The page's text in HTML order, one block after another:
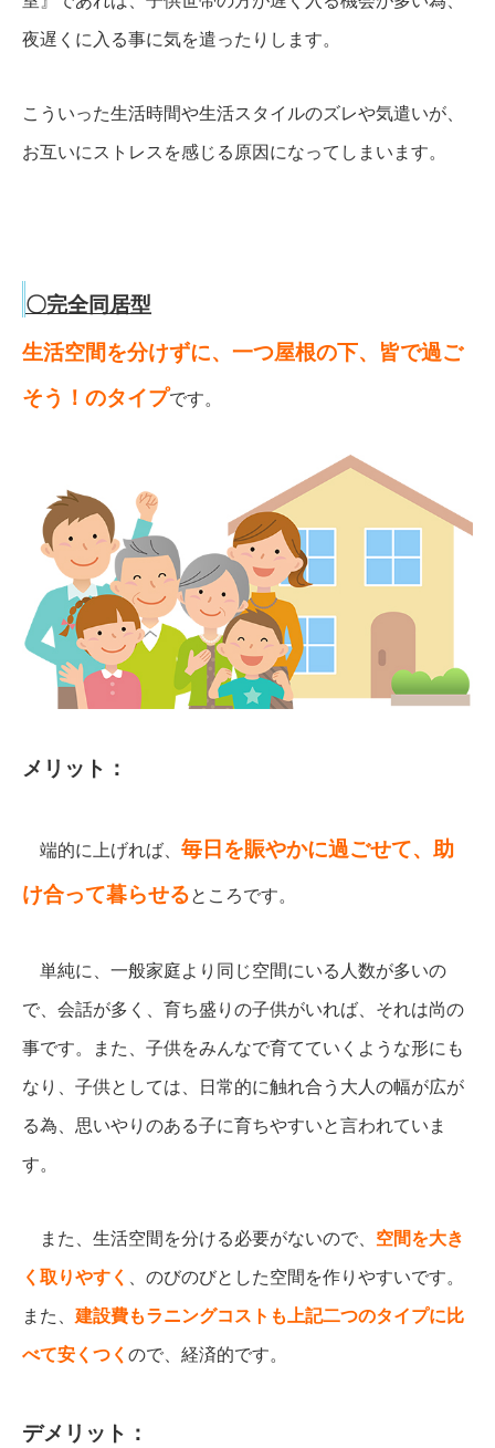
夜遅くに入る事に気を遣ったりします。
こういった生活時間や生活スタイルのズレや気遣いが、
お互いにストレスを感じる原因になってしまいます。
〇完全同居型
生活空間を分けずに、一つ屋根の下、皆で過ご
そう！のタイプです。
メリット：
端的に上げれば、 毎日を賑やかに過ごせて、助
け合って暮らせるところです。
単純に、一般家庭より同じ空間にいる人数が多いの
で、会話が多く、育ち盛りの子供がいれば、それは尚の
事です。また、子供をみんなで育てていくような形にも
なり、子供としては、日常的に触れ合う大人の幅が広が
る為、思いやりのある子に育ちやすいと言われていま
す。
また、生活空間を分ける必要がないので、 空間を大き
く取りやすく 、のびのびとした空間を作りやすいです。
また、 建設費もラニングコストも上記二つのタイプに比
べて安くつく ので、経済的です。
デメリット：